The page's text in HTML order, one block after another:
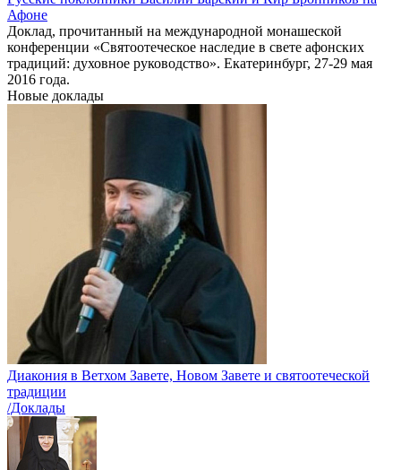
Афоне
Доклад, прочитанный на международной монашеской
конференции «Святоотеческое наследие в свете афонских
традиций: духовное руководство». Екатеринбург, 27-29 мая
2016 года.
Новые доклады
Диакония в Ветхом Завете, Новом Завете и святоотеческой
традиции
/Доклады